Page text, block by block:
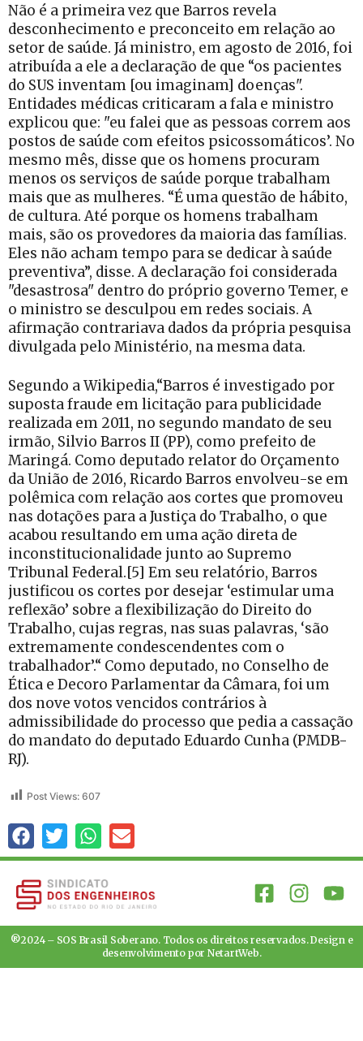
Não é a primeira vez que Barros revela
desconhecimento e preconceito em relação ao
setor de saúde. Já ministro, em agosto de 2016, foi
atribuída a ele a declaração de que “os pacientes
do SUS inventam [ou imaginam] doenças".
Entidades médicas criticaram a fala e ministro
explicou que: "eu falei que as pessoas correm aos
postos de saúde com efeitos psicossomáticos’. No
mesmo mês, disse que os homens procuram
menos os serviços de saúde porque trabalham
mais que as mulheres. “É uma questão de hábito,
de cultura. Até porque os homens trabalham
mais, são os provedores da maioria das famílias.
Eles não acham tempo para se dedicar à saúde
preventiva”, disse. A declaração foi considerada
"desastrosa" dentro do próprio governo Temer, e
o ministro se desculpou em redes sociais. A
afirmação contrariava dados da própria pesquisa
divulgada pelo Ministério, na mesma data.
Segundo a Wikipedia,“Barros é investigado por
suposta fraude em licitação para publicidade
realizada em 2011, no segundo mandato de seu
irmão, Silvio Barros II (PP), como prefeito de
Maringá. Como deputado relator do Orçamento
da União de 2016, Ricardo Barros envolveu-se em
polêmica com relação aos cortes que promoveu
nas dotações para a Justiça do Trabalho, o que
acabou resultando em uma ação direta de
inconstitucionalidade junto ao Supremo
Tribunal Federal.[5] Em seu relatório, Barros
justificou os cortes por desejar ‘estimular uma
reflexão’ sobre a flexibilização do Direito do
Trabalho, cujas regras, nas suas palavras, ‘são
extremamente condescendentes com o
trabalhador’.“ Como deputado, no Conselho de
Ética e Decoro Parlamentar da Câmara, foi um
dos nove votos vencidos contrários à
admissibilidade do processo que pedia a cassação
do mandato do deputado Eduardo Cunha (PMDB-
RJ).
Post Views: 607
®2024 – SOS Brasil Soberano. Todos os direitos reservados. Design e
desenvolvimento por NetartWeb.